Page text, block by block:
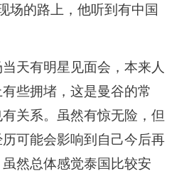
场的路上，他听到有中国
天有明星见面会，本来人
些拥堵，这是曼谷的常
关系。虽然有惊无险，但
可能会影响到自己今后再
然总体感觉泰国比较安